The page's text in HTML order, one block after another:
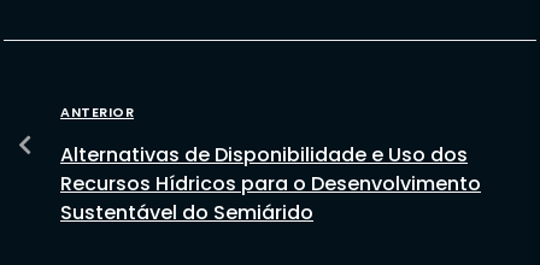
ANTERIOR
Alternativas de Disponibilidade e Uso dos
Recursos Hídricos para o Desenvolvimento
Sustentável do Semiárido